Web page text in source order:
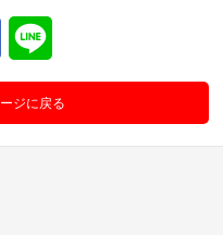
ジに戻る